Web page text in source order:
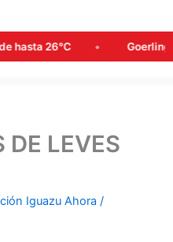
26°C Goerling, Arce
DE LEVES
Iguazu Ahora /